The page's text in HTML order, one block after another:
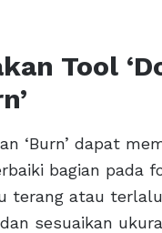
Tool
‘Burn’ dapat
bagian pada
terang atau terlalu
sesuaikan